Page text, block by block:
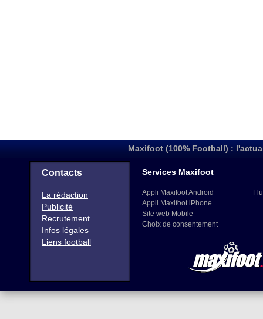
Maxifoot (100% Football) :
Contacts
La rédaction
Publicité
Recrutement
Infos légales
Liens football
Services Maxifoot
Appli Maxifoot Android
Appli Maxifoot iPhone
Site web Mobile
Choix de consentement